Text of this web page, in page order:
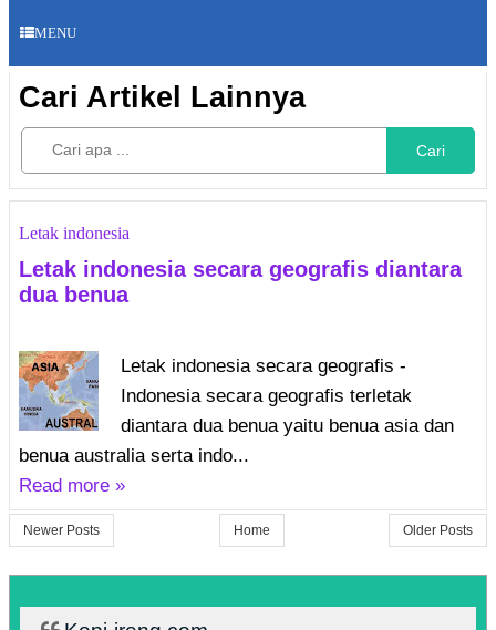
MENU
Cari Artikel Lainnya
Cari
Letak indonesia
Letak indonesia secara geografis diantara
dua benua
Letak indonesia secara geografis -
Indonesia secara geografis terletak
diantara dua benua yaitu benua asia dan
benua australia serta indo...
Read more »
Newer Posts Older Posts
Home